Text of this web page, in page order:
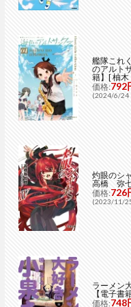
艦隊これ
のアルト
籍】[ 柚
価格:792
(2024/6/24
灼眼のシ
高橋 弥
価格:726
(2023/11/
ラーメン
【電子書
価格:748